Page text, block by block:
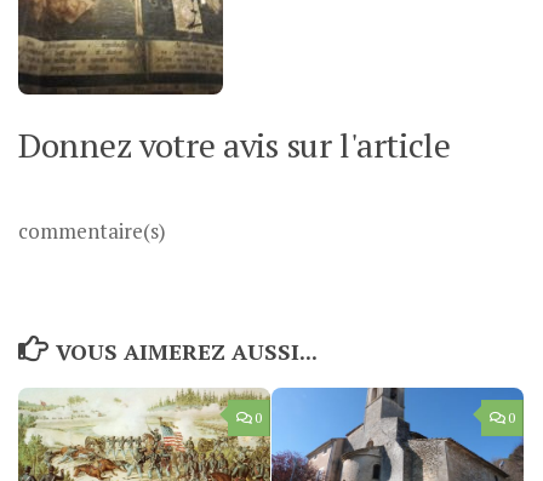
Donnez votre avis sur l'article
commentaire(s)
VOUS AIMEREZ AUSSI...
0 0